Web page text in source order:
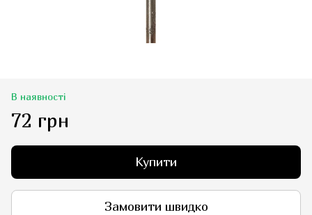
В наявності
72 грн
Купити
Замовити швидко